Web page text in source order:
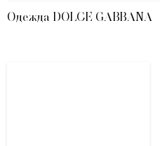
Одежда DOLCE GABBANA